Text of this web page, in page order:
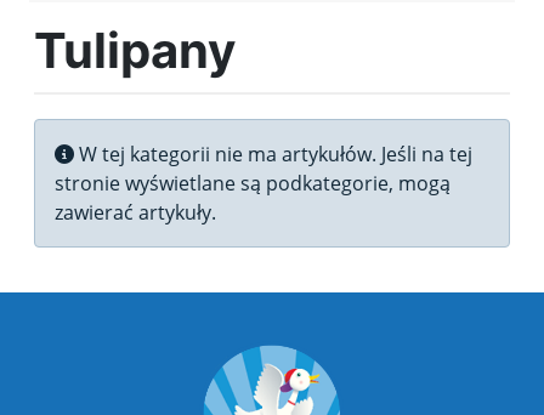
Tulipany
Informacja
W tej kategorii nie ma artykułów. Jeśli na tej
stronie wyświetlane są podkategorie, mogą
zawierać artykuły.